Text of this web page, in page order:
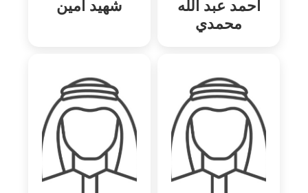
أحمد عبد الله
محمدي
شهيد أمين